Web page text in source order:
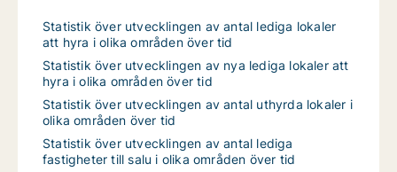
Statistik över utvecklingen av antal lediga lokaler
att hyra i olika områden över tid
Statistik över utvecklingen av nya lediga lokaler att
hyra i olika områden över tid
Statistik över utvecklingen av antal uthyrda lokaler i
olika områden över tid
Statistik över utvecklingen av antal lediga
fastigheter till salu i olika områden över tid